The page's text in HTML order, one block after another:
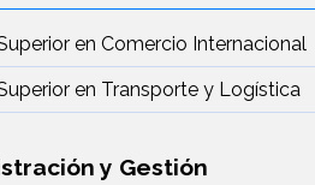
en Comercio Internacional
en Transporte y Logística
y Gestión